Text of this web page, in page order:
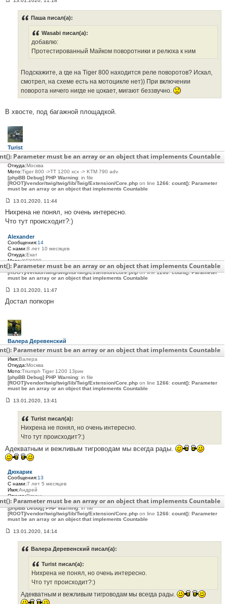
Паша писал(а):
Wasabi писал(а):
добавлю:
Протестированный Майком поворотники и релюха к ним
Подскажите, а где на Tiger 800 находится реле поворотов? Искал,
смотрел, на схеме есть на мотоцикле нет)) При включении
поворота ничего нигде не цокает, мигают беззвучно.
В хвосте, под багажной площадкой.
Turist
Сообщения:38
С нами:8 лет 10 месяцев
Откуда:Москва
Мото:Tiger 800 ->TT 1200 xcx -> KTM 790 adv
[phpBB Debug] PHP Warning: in file
[ROOT]/vendor/twig/twig/lib/Twig/Extension/Core.php on line 1266: count(): Parameter
must be an array or an object that implements Countable
Parameter must be an array or an object that implements Countable
о
б
е
н
и
е
#
3
7
3
13.01.2020, 11:44
Нихрена не понял, но очень интересно.
Что тут происходит?:)
Alexander
Сообщения:14
С нами:8 лет 10 месяцев
Откуда:Екат
Мото:XCX800
[phpBB Debug] PHP Warning: in file
[ROOT]/vendor/twig/twig/lib/Twig/Extension/Core.phpon line1266:count(): Parameter
must be an array or an object that implements Countable
Parameter must be an array or an object that implements Countable
о
щ
е
н
и
е
#
3
7
4
13.01.2020, 11:47
Достал попкорн
Валера Деревенский
Сообщения:27
С нами:6 лет 7 месяцев
Имя:Валера
Откуда:Москва
Мото:Triumph Tiger 1200 13рик
[phpBB Debug] PHP Warning: in file
[ROOT]/vendor/twig/twig/lib/Twig/Extension/Core.php on line 1266: count(): Parameter
must be an array or an object that implements Countable
Parameter must be an array or an object that implements Countable
и
е
#
7
5
13.01.2020, 13:41
Turist писал(а):
Нихрена не понял, но очень интересно.
Что тут происходит?:)
Адекватным и вежливым тигроводам мы всегда рады.
Дюхарик
Сообщения:13
С нами:7 лет 5 месяцев
Имя:Андрей
Откуда:Рязань
Мото:Triumph Tiger 1200 Explorer 2014
[phpBB Debug] PHP Warning: in file
[ROOT]/vendor/twig/twig/lib/Twig/Extension/Core.php on line 1266: count(): Parameter
must be an array or an object that implements Countable
Parameter must be an array or an object that implements Countable
13.01.2020, 14:14
Валера Деревенский писал(а):
Turist писал(а):
Нихрена не понял, но очень интересно.
Что тут происходит?:)
Адекватным и вежливым тигроводам мы всегда рады.